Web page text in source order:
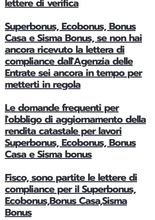
lettere di verifica
Superbonus, Ecobonus, Bonus
Casa e Sisma Bonus, se non hai
ancora ricevuto la lettera di
compliance dall'Agenzia delle
Entrate sei ancora in tempo per
metterti in regola
Le domande frequenti per
l'obbligo di aggiornamento della
rendita catastale per lavori
Superbonus, Ecobonus, Bonus
Casa e Sisma bonus
Fisco, sono partite le lettere di
compliance per il Superbonus,
Ecobonus,Bonus Casa,Sisma
Bonus